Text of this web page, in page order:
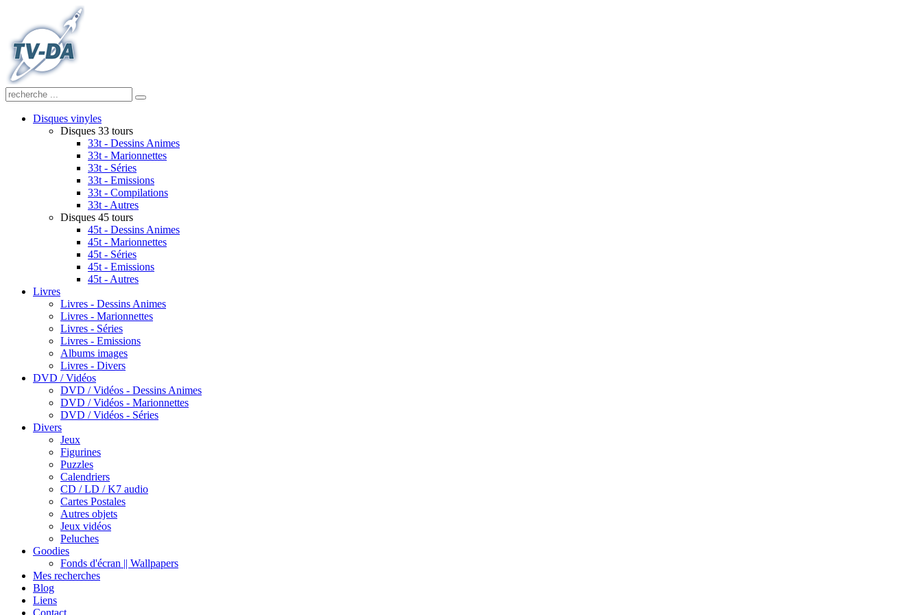
Disques vinyles
Disques 33 tours
33t - Dessins Animes
33t - Marionnettes
33t - Séries
33t - Emissions
33t - Compilations
33t - Autres
Disques 45 tours
45t - Dessins Animes
45t - Marionnettes
45t - Séries
45t - Emissions
45t - Autres
Livres
Livres - Dessins Animes
Livres - Marionnettes
Livres - Séries
Livres - Emissions
Albums images
Livres - Divers
DVD / Vidéos
DVD / Vidéos - Dessins Animes
DVD / Vidéos - Marionnettes
DVD / Vidéos - Séries
Divers
Jeux
Figurines
Puzzles
Calendriers
CD / LD / K7 audio
Cartes Postales
Autres objets
Jeux vidéos
Peluches
Goodies
Fonds d'écran || Wallpapers
Mes recherches
Blog
Liens
Contact